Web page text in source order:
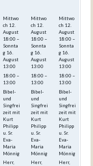
Mittwo
ch 12.
August
18:00 –
Sonnta
g 16.
August
13:00
18:00 –
13:00
Bibel-
und
Singfrei
zeit mit
Kurt
Philipp
u. Sr.
Eva-
Maria
Mönnig
Herr,
Mittwo
ch 12.
August
18:00 –
Sonnta
g 16.
August
13:00
18:00 –
13:00
Bibel-
und
Singfrei
zeit mit
Kurt
Philipp
u. Sr.
Eva-
Maria
Mönnig
Herr,
Mittwo
ch 12.
August
18:00 –
Sonnta
g 16.
August
13:00
18:00 –
13:00
Bibel-
und
Singfrei
zeit mit
Kurt
Philipp
u. Sr.
Eva-
Maria
Mönnig
Herr,